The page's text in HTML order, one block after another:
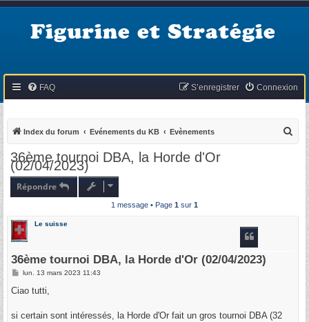
Figurine et Stratégie
FAQ Connexion
S’enregistrer
Index du forum Evénements du KB Evènements
36ème tournoi DBA, la Horde d'Or
(02/04/2023)
Répondre
1 message • Page 1 sur 1
Le suisse
36ème tournoi DBA, la Horde d'Or (02/04/2023)
M
s
g
lun. 13 mars 2023 11:43
Ciao tutti,
si certain sont intéressés, la Horde d'Or fait un gros tournoi DBA (32